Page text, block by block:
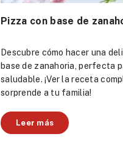
Pizza con base de
Descubre cómo hacer una
base de zanahoria, perfecta
saludable. ¡Ver la receta
sorprende a tu familia!
Leer más